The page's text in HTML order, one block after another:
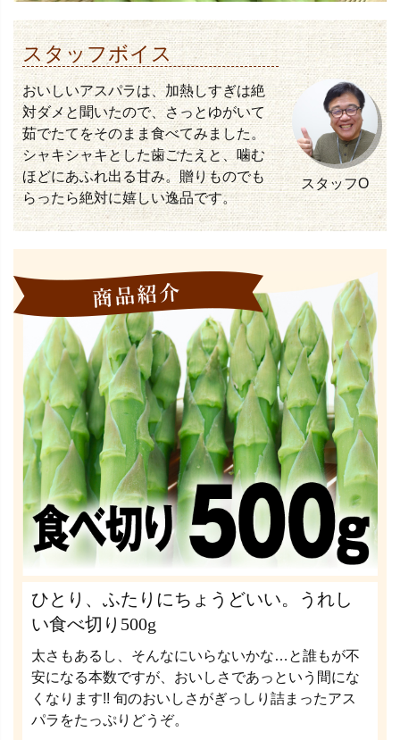
スタッフボイス
おいしいアスパラは、加熱しすぎは絶
対ダメと聞いたので、さっとゆがいて
茹でたてをそのまま食べてみました。
シャキシャキとした歯ごたえと、噛む
ほどにあふれ出る甘み。贈りものでも
らったら絶対に嬉しい逸品です。
スタッフO
ひとり、ふたりにちょうどいい。うれし
い食べ切り500g
太さもあるし、そんなにいらないかな…と誰もが不
安になる本数ですが、おいしさであっという間にな
くなります!! 旬のおいしさがぎっしり詰まったアス
パラをたっぷりどうぞ。